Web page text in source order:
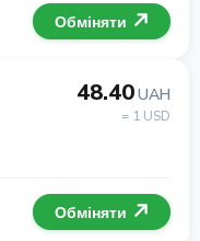
Обміняти
48.40UAH
= 1 USD
Обміняти